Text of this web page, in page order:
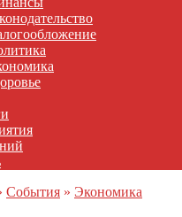
События » Экономика